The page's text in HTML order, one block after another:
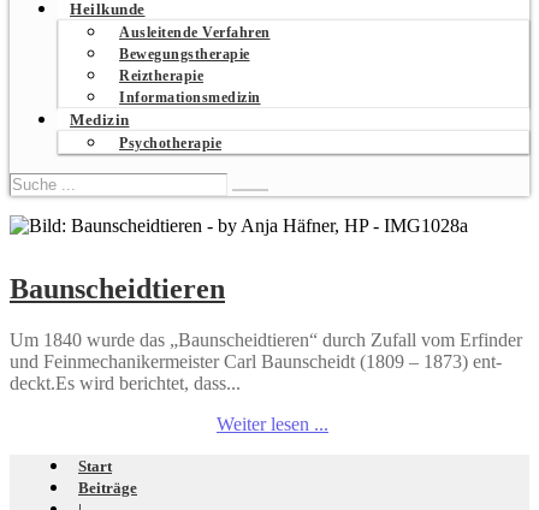
Heilkunde
Ausleitende Verfahren
Bewegungstherapie
Reiztherapie
Informationsmedizin
Medizin
Psychotherapie
Baunscheidtieren
Um 1840 wur­de das „Baun­scheid­tie­ren“ durch Zufall vom Erfin­der
und Fein­me­cha­ni­ker­meis­ter Carl Baun­scheidt (1809 – 1873) ent­
deckt.Es wird berich­tet, dass...
Weiter lesen ...
Start
Beiträge